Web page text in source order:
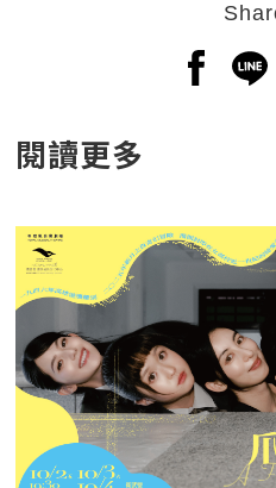
另開新
閱讀更多